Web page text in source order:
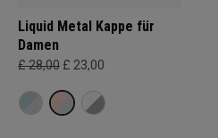
Liquid Metal Kappe für
Damen
£ 28,00 £ 23,00